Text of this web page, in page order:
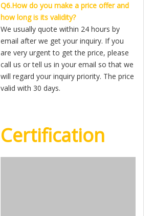
Q6.How do you make a price offer and
how long is its validity?
We usually quote within 24 hours by
email after we get your inquiry. If you
are very urgent to get the price, please
call us or tell us in your email so that we
will regard your inquiry priority. The price
valid with 30 days.
Certification